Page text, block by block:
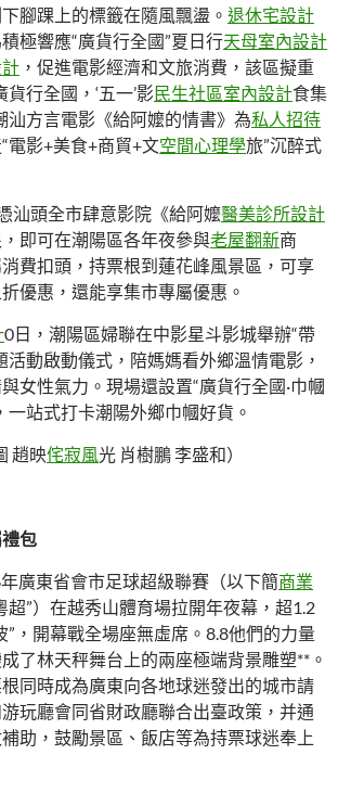
腳踝上的標籤在隨風飄盪。 退休宅設計
極響應“廣貨行全國”夏日行天母室內設計
，促進電影經濟和文旅消費，該區擬重
貨行全國，‘五一’影民生社區室內設計食集
汕方言電影《給阿嬤的情書》為私人招待
電影+美食+商貿+文空間心理學旅”沉醉式
汕頭全市肆意影院《給阿嬤醫美診所設計
即可在潮陽區各年夜參與老屋翻新商
費扣頭，持票根到蓮花峰風景區，可享
優惠，還能享集市專屬優惠。
0日，潮陽區婦聯在中影星斗影城舉辦“帶
活動啟動儀式，陪媽媽看外鄉溫情電影，
女性氣力。現場還設置“廣貨行全國·巾幗
一站式打卡潮陽外鄉巾幗好貨。
趙映侘寂風光 肖樹鵬 李盛和）
包
廣東省會市足球超級聯賽（以下簡商業
超”）在越秀山體育場拉開年夜幕，超1.2
”，開幕戰全場座無虛席。8.8他們的力量
了林天秤舞台上的兩座極端背景雕塑**。
同時成為廣東向各地球迷發出的城市請
玩廳會同省財政廳聯合出臺政策，并通
助，鼓勵景區、飯店等為持票球迷奉上